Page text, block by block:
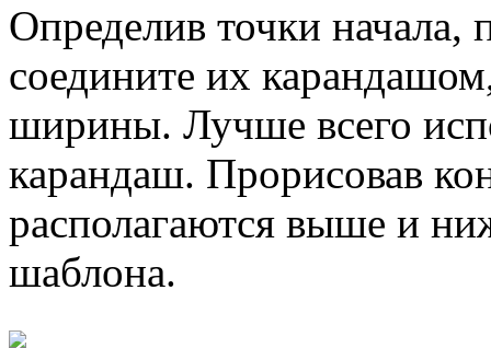
Определив точки начала,
соедините их
ширины. Лучше всего
карандаш. Прорисовав
располагаются выше и
шаблона.